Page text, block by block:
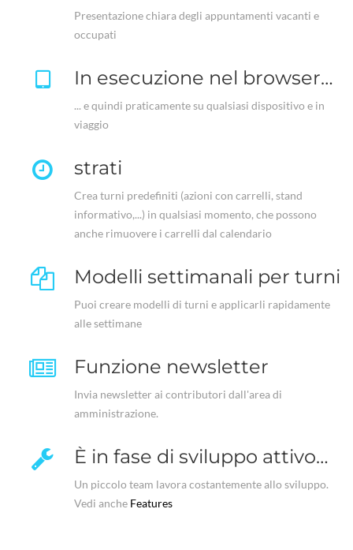
Presentazione chiara degli appuntamenti vacanti e
occupati
In esecuzione nel browser…
... e quindi praticamente su qualsiasi dispositivo e in
viaggio
strati
Crea turni predefiniti (azioni con carrelli, stand
informativo,...) in qualsiasi momento, che possono
anche rimuovere i carrelli dal calendario
Modelli settimanali per turni
Puoi creare modelli di turni e applicarli rapidamente
alle settimane
Funzione newsletter
Invia newsletter ai contributori dall'area di
amministrazione.
È in fase di sviluppo attivo…
Un piccolo team lavora costantemente allo sviluppo.
Vedi anche Features